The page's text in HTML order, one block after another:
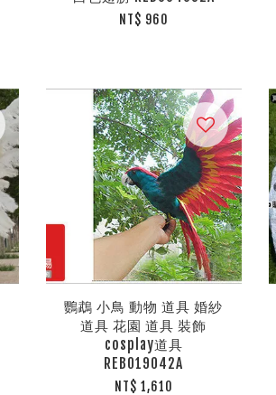
NT$ 960
鸚鵡 小鳥 動物 道具 婚紗
道具 花園 道具 裝飾
cosplay道具
REB019042A
NT$ 1,610